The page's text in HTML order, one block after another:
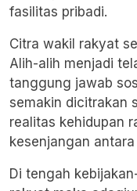
fasilitas pribadi.
Citra wakil rakyat
Alih-alih menjadi
tanggung jawab
semakin dicitrakan
realitas kehidupan
kesenjangan
Di tengah